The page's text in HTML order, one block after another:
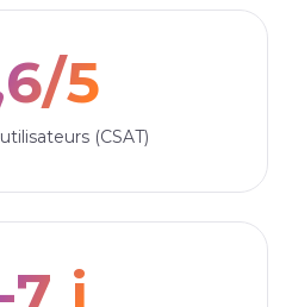
5
(CSAT)